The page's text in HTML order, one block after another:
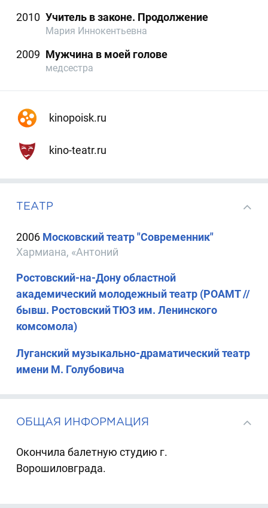
2010 Учитель в законе. Продолжение
Мария Иннокентьевна
2009 Мужчина в моей голове
медсестра
kinopoisk.ru
kino-teatr.ru
ТЕАТР
2006 Московский театр "Современник"
Хармиана, «Антоний
Ростовский-на-Дону областной
академический молодежный театр (РОАМТ //
бывш. Ростовский ТЮЗ им. Ленинского
комсомола)
Луганский музыкально-драматический театр
имени М. Голубовича
ОБЩАЯ ИНФОРМАЦИЯ
Окончила балетную студию г.
Ворошиловграда.